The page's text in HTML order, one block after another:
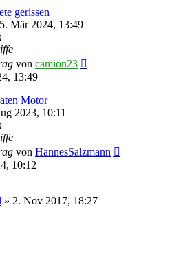
gerissen
Mär 2024, 13:49
von camion23
13:49
Motor
2023, 10:11
von HannesSalzmann
10:12
» 2. Nov 2017, 18:27